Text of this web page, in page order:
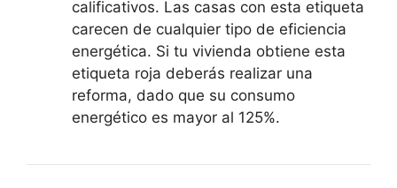
calificativos. Las casas con esta etiqueta
carecen de cualquier tipo de eficiencia
energética. Si tu vivienda obtiene esta
etiqueta roja deberás realizar una
reforma, dado que su consumo
energético es mayor al 125%.